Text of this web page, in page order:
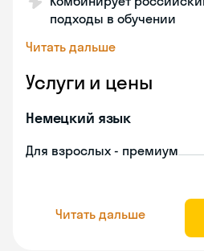
подходы в обучении
Читать дальше
Услуги и цены
Немецкий язык
Для взрослых - премиум
Читать дальше